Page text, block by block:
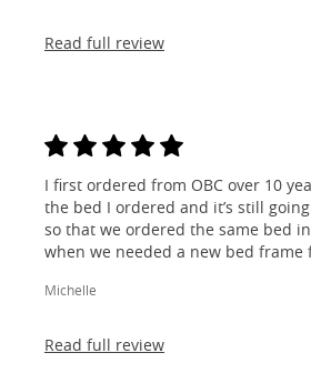
Read full review
I first ordered from OBC over 10
the bed I ordered and it’s still
so that we ordered the same bed
when we needed a new bed frame
Michelle
Read full review